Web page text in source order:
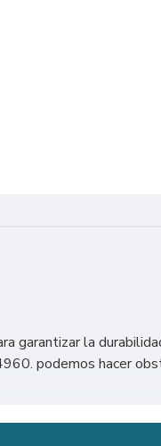
garantizar la
podemos hacer
en